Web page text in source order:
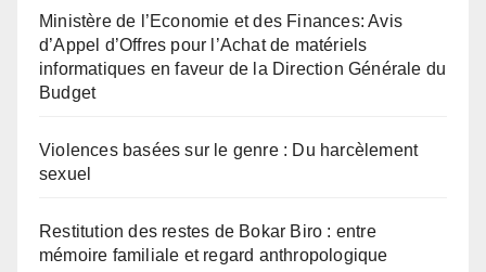
Ministère de l’Economie et des Finances: Avis
d’Appel d’Offres pour l’Achat de matériels
informatiques en faveur de la Direction Générale du
Budget
Violences basées sur le genre : Du harcèlement
sexuel
Restitution des restes de Bokar Biro : entre
mémoire familiale et regard anthropologique